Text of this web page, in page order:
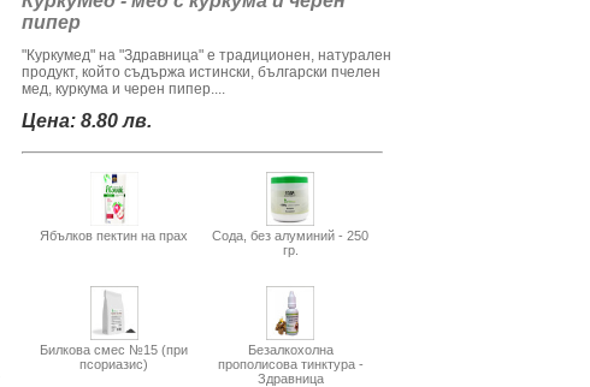
пипер
"Куркумед" на "Здравница" е традиционен, натурален
продукт, който съдържа истински, български пчелен
мед, куркума и черен пипер....
Цена: 8.80 лв.
Ябълков пектин на прах
Сода, без алуминий - 250
гр.
Билкова смес №15 (при
псориазис)
Безалкохолна
прополисова тинктура -
Здравница